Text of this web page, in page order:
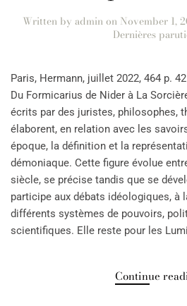
Written by admin on November 1,
Dernières
Paris, Hermann, juillet 2022, 464 p.
Du Formicarius de Nider à La
écrits par des juristes, philosophes,
élaborent, en relation avec les
époque, la définition et la
démoniaque. Cette figure évolue
siècle, se précise tandis que se
participe aux débats idéologiques, à
différents systèmes de pouvoirs,
scientifiques. Elle reste pour les
Continue